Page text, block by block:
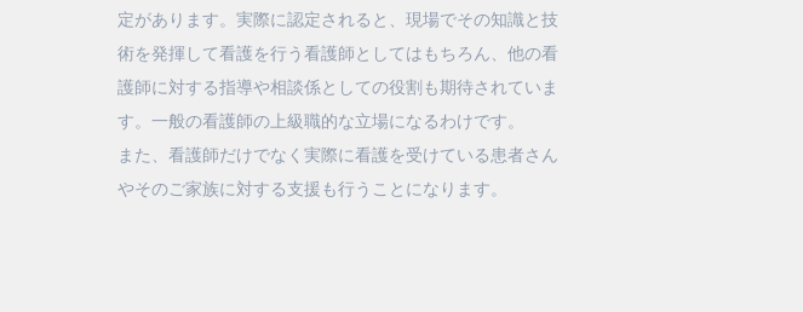
定があります。実際に認定されると、現場でその知識と技
術を発揮して看護を行う看護師としてはもちろん、他の看
護師に対する指導や相談係としての役割も期待されていま
す。一般の看護師の上級職的な立場になるわけです。
また、看護師だけでなく実際に看護を受けている患者さん
やそのご家族に対する支援も行うことになります。